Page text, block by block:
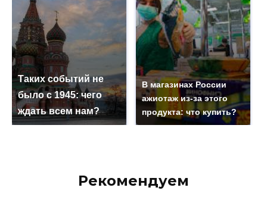
Таких событий не
было с 1945: чего
ждать всем нам?
В магазинах России
ажиотаж из-за этого
продукта: что купить?
Рекомендуем